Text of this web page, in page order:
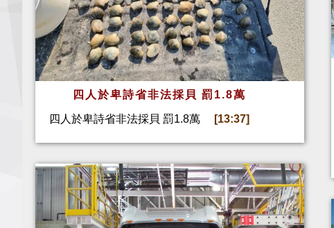
四人於卑詩省非法採貝 罰1.8萬
四人於卑詩省非法採貝 罰1.8萬 [13:37]